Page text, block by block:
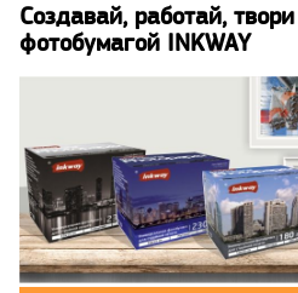
Создавай, работай,
фотобумагой INKWAY